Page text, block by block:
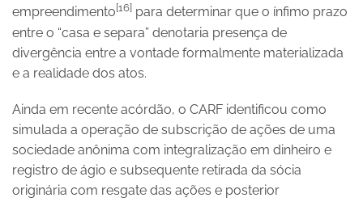
empreendimento[16] para determinar que o ínfimo prazo
entre o “casa e separa” denotaria presença de
divergência entre a vontade formalmente materializada
e a realidade dos atos.
Ainda em recente acórdão, o CARF identificou como
simulada a operação de subscrição de ações de uma
sociedade anônima com integralização em dinheiro e
registro de ágio e subsequente retirada da sócia
originária com resgate das ações e posterior